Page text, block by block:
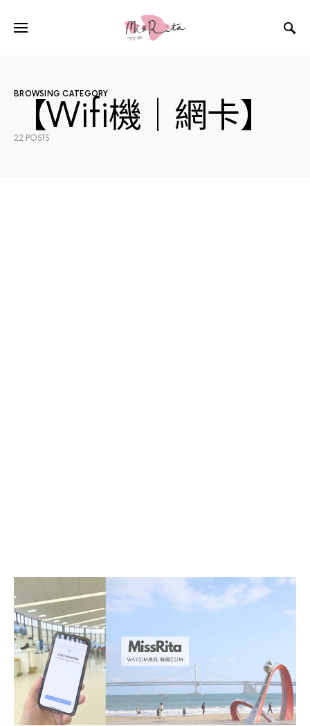
BROWSING CATEGORY
【Wifi機｜網卡】
22 POSTS